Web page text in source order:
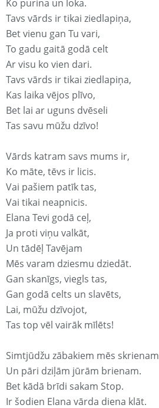
Ko purina un loka.
Tavs vārds ir tikai ziedlapiņa,
Bet vienu gan Tu vari,
To gadu gaitā godā celt
Ar visu ko vien dari.
Tavs vārds ir tikai ziedlapiņa,
Kas laika vējos plīvo,
Bet lai ar uguns dvēseli
Tas savu mūžu dzīvo!
Vārds katram savs mums ir,
Ko māte, tēvs ir licis.
Vai pašiem patīk tas,
Vai tikai neapnicis.
Elana Tevi godā ceļ,
Ja proti viņu valkāt,
Un tādēļ Tavējam
Mēs varam dziesmu dziedāt.
Gan skanīgs, viegls tas,
Gan godā celts un slavēts,
Lai, mūžu dzīvojot,
Tas top vēl vairāk mīlēts!
Simtjūdžu zābakiem mēs skrienam
Un pāri dziļām jūrām brienam.
Bet kādā brīdi sakam Stop.
Ir šodien Elana vārda diena klāt.